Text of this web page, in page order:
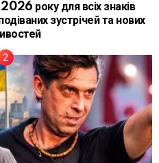
року для всіх знаків
зустрічей та нових